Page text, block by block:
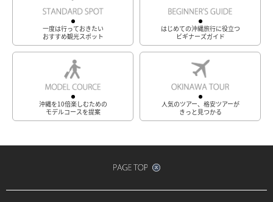
一度は行っておきたい
おすすめ観光スポット
はじめての沖縄旅行に役立つ
ビギナーズガイド
沖縄を10倍楽しむための
モデルコースを提案
人気のツアー、格安ツアーが
きっと見つかる